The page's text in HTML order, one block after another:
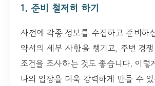
1. 준비 철저히 하기
사전에 각종 정보를 수집하고 준비하
약서의 세부 사항을 챙기고, 주변 경
조건을 조사하는 것도 좋습니다. 이렇
나의 입장을 더욱 강력하게 만들 수